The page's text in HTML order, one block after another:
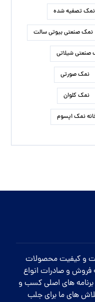
نمک تصفیه شده
نمک صنعتی بیوتی سالت
صنعتی شیلاتی
نمک صورتی
نمک کلوان
نمک اپسوم
و کیفیت محصولات
فروش و صادرات انواع
های اصلی کسب و
های ما برای جلب